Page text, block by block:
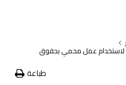
لاستخدام عمل محمي بحقوق
طباعة